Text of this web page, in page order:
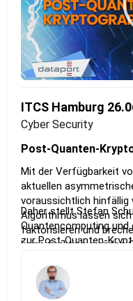
ITCS Hamburg
Cyber Security
Post-Quanten-
Mit der Verfügbarkeit
aktuellen
voraussichtlich hinfällig
Algorithmus lassen
faktorisieren und
keine funktionierenden
notwendigen Migration
Kryptographie zu
Daher stellt Stefan
Quantencomputing
zur Post-Quanten-